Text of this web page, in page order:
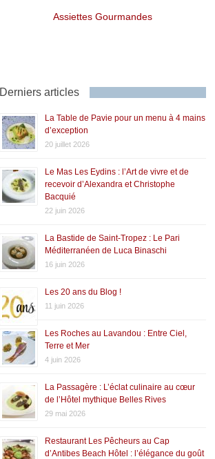
Assiettes Gourmandes
Derniers articles
La Table de Pavie pour un menu à 4 mains
d’exception
20 juillet 2026
Le Mas Les Eydins : l’Art de vivre et de
recevoir d’Alexandra et Christophe
Bacquié
22 juin 2026
La Bastide de Saint-Tropez : Le Pari
Méditerranéen de Luca Binaschi
16 juin 2026
Les 20 ans du Blog !
11 juin 2026
Les Roches au Lavandou : Entre Ciel,
Terre et Mer
4 juin 2026
La Passagère : L’éclat culinaire au cœur
de l’Hôtel mythique Belles Rives
29 mai 2026
Restaurant Les Pêcheurs au Cap
d’Antibes Beach Hôtel : l’élégance du goût